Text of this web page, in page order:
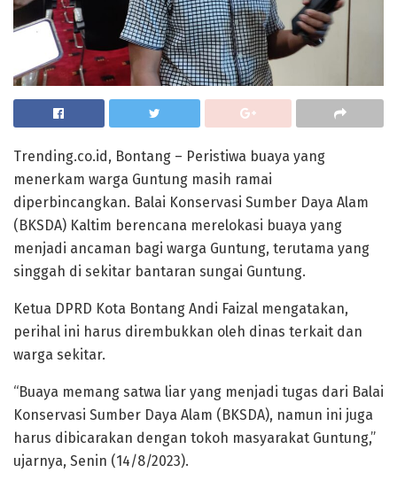
Trending.co.id, Bontang – Peristiwa buaya yang
menerkam warga Guntung masih ramai
diperbincangkan. Balai Konservasi Sumber Daya Alam
(BKSDA) Kaltim berencana merelokasi buaya yang
menjadi ancaman bagi warga Guntung, terutama yang
singgah di sekitar bantaran sungai Guntung.
Ketua DPRD Kota Bontang Andi Faizal mengatakan,
perihal ini harus dirembukkan oleh dinas terkait dan
warga sekitar.
“Buaya memang satwa liar yang menjadi tugas dari Balai
Konservasi Sumber Daya Alam (BKSDA), namun ini juga
harus dibicarakan dengan tokoh masyarakat Guntung,”
ujarnya, Senin (14/8/2023).